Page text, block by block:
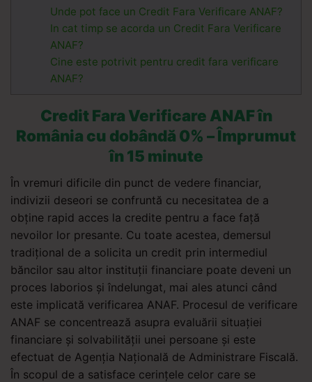
Unde pot face un Credit Fara Verificare ANAF?
In cat timp se acorda un Credit Fara Verificare
ANAF?
Cine este potrivit pentru credit fara verificare
ANAF?
Credit Fara Verificare ANAF în
România cu dobândă 0% – Împrumut
în 15 minute
În vremuri dificile din punct de vedere financiar,
indivizii deseori se confruntă cu necesitatea de a
obține rapid acces la credite pentru a face față
nevoilor lor presante. Cu toate acestea, demersul
tradițional de a solicita un credit prin intermediul
băncilor sau altor instituții financiare poate deveni un
proces laborios și îndelungat, mai ales atunci când
este implicată verificarea ANAF. Procesul de verificare
ANAF se concentrează asupra evaluării situației
financiare și solvabilității unei persoane și este
efectuat de Agenția Națională de Administrare Fiscală.
În scopul de a satisface cerințele celor care se